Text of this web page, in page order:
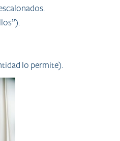
lo permite).